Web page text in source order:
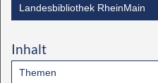
Landesbibliothek RheinMain
Inhalt
Themen